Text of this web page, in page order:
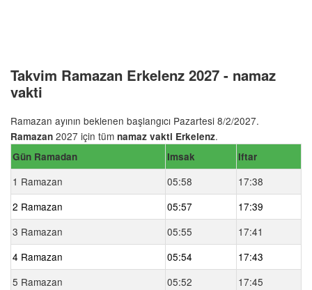
Takvim Ramazan Erkelenz 2027 - namaz
vakti
Ramazan ayının beklenen başlangıcı Pazartesi 8/2/2027.
Ramazan 2027 için tüm namaz vakti Erkelenz.
Gün Ramadan Imsak Iftar
1 Ramazan 05:58
17:38
2 Ramazan
05:57
17:39
3 Ramazan
05:55
17:41
4 Ramazan
05:54
17:43
5 Ramazan
05:52
17:45